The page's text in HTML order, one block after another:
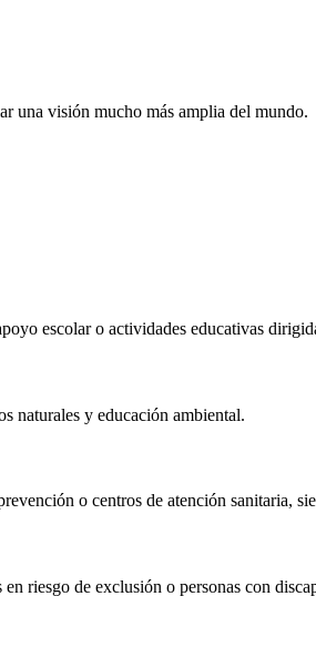
una visión mucho más amplia del mundo.
escolar o actividades educativas
naturales y educación ambiental.
o centros de atención sanitaria,
riesgo de exclusión o personas con